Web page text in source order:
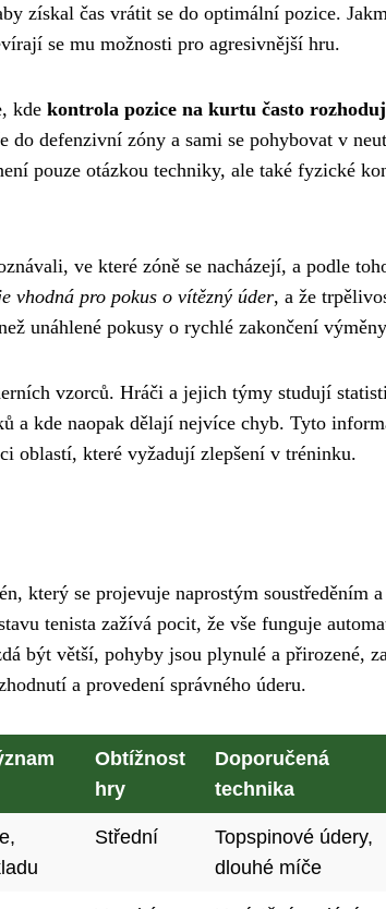
získal čas vrátit se do optimální pozice.
se mu možnosti pro agresivnější hru.
kde kontrola pozice na kurtu často
do defenzivní zóny a sami se pohybovat v
pouze otázkou techniky, ale také fyzické
ve které zóně se nacházejí, a podle
vhodná pro pokus o vítězný úder, a že
unáhlené pokusy o rychlé zakončení
vzorců. Hráči a jejich týmy studují
a kde naopak dělají nejvíce chyb. Tyto
oblastí, které vyžadují zlepšení v tréninku.
který se projevuje naprostým soustředěním a
tenista zažívá pocit, že vše funguje
být větší, pohyby jsou plynulé a přirozené,
a provedení správného úderu.
Obtížnost
hry
Doporučená
technika
Střední
Topspinové údery,
dlouhé míče